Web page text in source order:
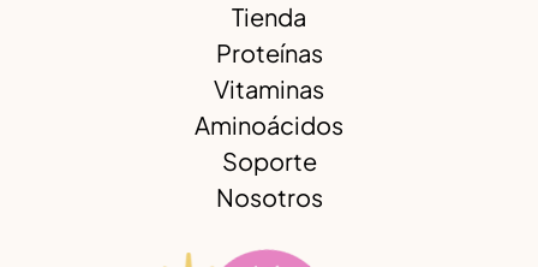
Tienda
Proteínas
Vitaminas
Aminoácidos
Soporte
Nosotros